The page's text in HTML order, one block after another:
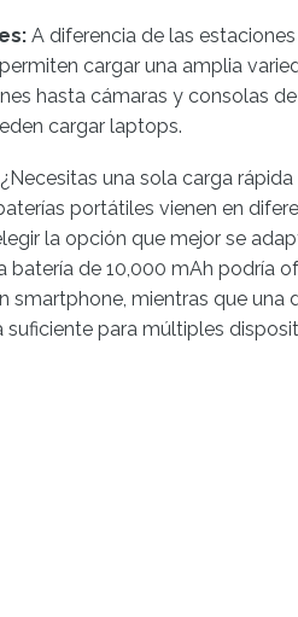
A diferencia de las
cargar una amplia
hasta cámaras y consolas
cargar laptops.
¿Necesitas una sola carga rápida
portátiles vienen en
la opción que mejor se
batería de 10,000 mAh podría
smartphone, mientras que una
para múltiples